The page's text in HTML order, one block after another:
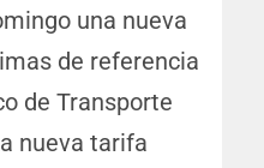
una nueva
de referencia
de Transporte
nueva tarifa